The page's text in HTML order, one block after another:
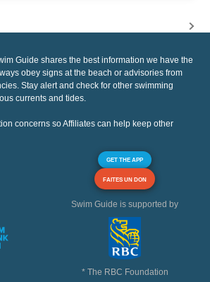
Guide shares the best information we have the
obey signs at the beach or advisories from
Stay alert and check for other swimming
currents and tides.
concerns so Affiliates can help keep other
GET THE APP
FAITES UN DON
Swim Guide is supported by
* The RBC Foundation